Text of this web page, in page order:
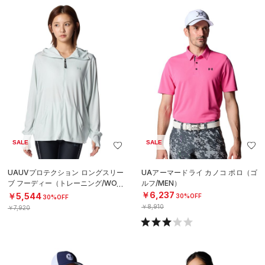
SALE
UAUVプロテクション ロングスリー
ブ フーディー（トレーニング/WOM
EN）
￥5,54430%OFF
￥7,920
SALE
UAアーマードライ カノコ ポロ（ゴ
ルフ/MEN）
￥6,237 30%OFF
￥8,910